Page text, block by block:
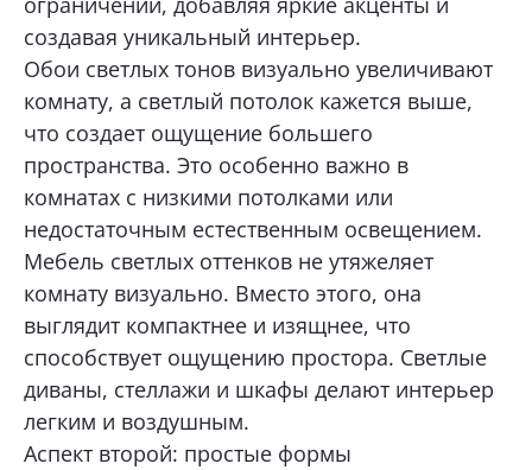
создавая уникальный интерьер.
Обои светлых тонов визуально увеличивают
комнату, а светлый потолок кажется выше,
что создает ощущение большего
пространства. Это особенно важно в
комнатах с низкими потолками или
недостаточным естественным освещением.
Мебель светлых оттенков не утяжеляет
комнату визуально. Вместо этого, она
выглядит компактнее и изящнее, что
способствует ощущению простора. Светлые
диваны, стеллажи и шкафы делают интерьер
легким и воздушным.
Аспект второй: простые формы